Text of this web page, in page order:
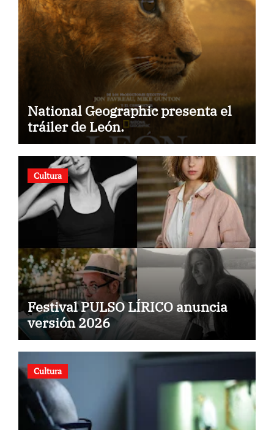
National Geographic presenta el
tráiler de León.
Cultura
Festival PULSO LÍRICO anuncia
versión 2026
Cultura